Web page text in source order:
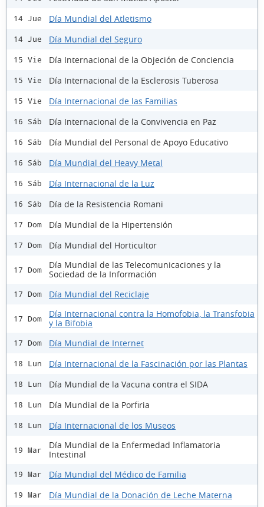
14 Jue Día Mundial del Atletismo
14 Jue Día Mundial del Seguro
15 Vie Día Internacional de la Objeción de Conciencia
15 Vie Día Internacional de la Esclerosis Tuberosa
15 Vie Día Internacional de las Familias
16 Sáb Día Internacional de la Convivencia en Paz
16 Sáb Día Mundial del Personal de Apoyo Educativo
16 Sáb Día Mundial del Heavy Metal
16 Sáb Día Internacional de la Luz
16 Sáb Día de la Resistencia Romani
17 Dom Día Mundial de la Hipertensión
17 Dom Día Mundial del Horticultor
17 Dom
Día Mundial de las Telecomunicaciones y la
Sociedad de la Información
17 Dom Día Mundial del Reciclaje
17 Dom
Día Internacional contra la Homofobia, la Transfobia
y la Bifobia
17 Dom Día Mundial de Internet
18 Lun Día Internacional de la Fascinación por las Plantas
18 Lun Día Mundial de la Vacuna contra el SIDA
18 Lun Día Mundial de la Porfiria
18 Lun Día Internacional de los Museos
19 Mar
Día Mundial de la Enfermedad Inflamatoria
Intestinal
19 Mar Día Mundial del Médico de Familia
19 Mar Día Mundial de la Donación de Leche Materna